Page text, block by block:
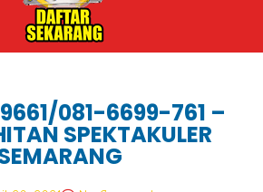
081-6699-761 –
SPEKTAKULER